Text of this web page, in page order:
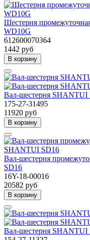
Шестерня
WD10G
612600070364
1442 руб
В корзину
Вал-шестерня SHANTUI
175-27-31495
11920 руб
В корзину
Вал-шестерня
SD16
16Y-18-00016
20582 руб
В корзину
Вал-шестерня SHANTUI